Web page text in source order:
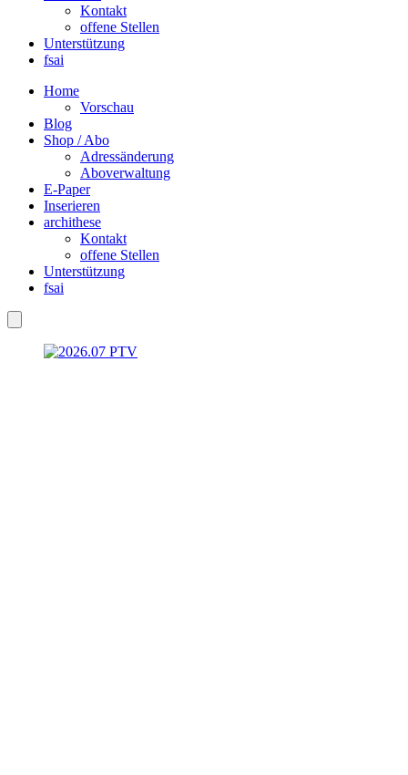
Kontakt
offene Stellen
Unterstützung
fsai
Home
Vorschau
Blog
Shop / Abo
Adressänderung
Aboverwaltung
E-Paper
Inserieren
archithese
Kontakt
offene Stellen
Unterstützung
fsai